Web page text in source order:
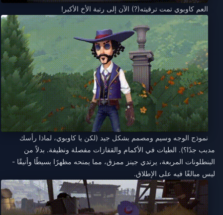
العم كاوبوي تمت ترقيته(?) الآن إلى رتبة الأخ الأكبر!
نموذج الوجه وسيم ومصمم بشكل جيد (لكن يا كاوبوي، لماذا رأسك
مدبب جدًا؟). الطيات في الأكمام والقفازات مفصلة ونظيفة. بدلاً من
البنطلونات المربعة، يرتدي جينز ممزق، مما يمنحه مظهرًا بسيطًا وأنيقًا -
ليس مبالغًا فيه على الإطلاق.